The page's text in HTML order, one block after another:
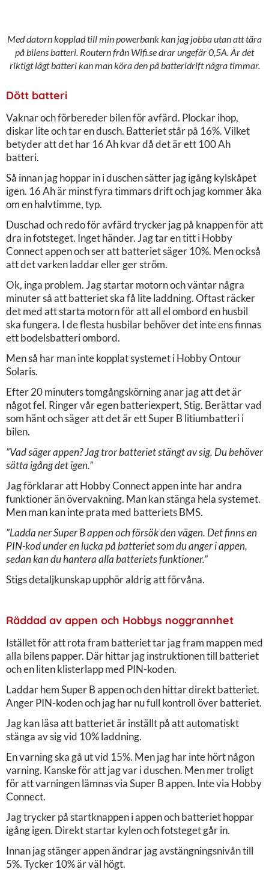
Med datorn kopplad till min powerbank kan jag jobba utan att tära
på bilens batteri. Routern från Wifi.se drar ungefär 0,5A. Är det
riktigt lågt batteri kan man köra den på batteridrift några timmar.
Dött batteri
Vaknar och förbereder bilen för avfärd. Plockar ihop,
diskar lite och tar en dusch. Batteriet står på 16%. Vilket
betyder att det har 16 Ah kvar då det är ett 100 Ah
batteri.
Så innan jag hoppar in i duschen sätter jag igång kylskåpet
igen. 16 Ah är minst fyra timmars drift och jag kommer åka
om en halvtimme, typ.
Duschad och redo för avfärd trycker jag på knappen för att
dra in fotsteget. Inget händer. Jag tar en titt i Hobby
Connect appen och ser att batteriet säger 10%. Men också
att det varken laddar eller ger ström.
Ok, inga problem. Jag startar motorn och väntar några
minuter så att batteriet ska få lite laddning. Oftast räcker
det med att starta motorn för att all el ombord en husbil
ska fungera. I de flesta husbilar behöver det inte ens finnas
ett bodelsbatteri ombord.
Men så har man inte kopplat systemet i Hobby Ontour
Solaris.
Efter 20 minuters tomgångskörning anar jag att det är
något fel. Ringer vår egen batteriexpert, Stig. Berättar vad
som hänt och säger att det är ett Super B litiumbatteri i
bilen.
”Vad säger appen? Jag tror batteriet stängt av sig. Du behöver
sätta igång det igen.”
Jag förklarar att Hobby Connect appen inte har andra
funktioner än övervakning. Man kan stänga hela systemet.
Men man kan inte prata med batteriets BMS.
”Ladda ner Super B appen och försök den vägen. Det finns en
PIN-kod under en lucka på batteriet som du anger i appen,
sedan kan du hantera alla batteriets funktioner.”
Stigs detaljkunskap upphör aldrig att förvåna.
Räddad av appen och Hobbys noggrannhet
Istället för att rota fram batteriet tar jag fram mappen med
alla bilens papper. Där hittar jag instruktionen till batteriet
och en liten klisterlapp med PIN-koden.
Laddar hem Super B appen och den hittar direkt batteriet.
Anger PIN-koden och jag har nu full kontroll över batteriet.
Jag kan läsa att batteriet är inställt på att automatiskt
stänga av sig vid 10% laddning.
En varning ska gå ut vid 15%. Men jag har inte hört någon
varning. Kanske för att jag var i duschen. Men mer troligt
för att varningen lämnas via Super B appen. Inte via Hobby
Connect.
Jag trycker på startknappen i appen och batteriet hoppar
igång igen. Direkt startar kylen och fotsteget går in.
Innan jag stänger appen ändrar jag avstängningsnivån till
5%. Tycker 10% är väl högt.